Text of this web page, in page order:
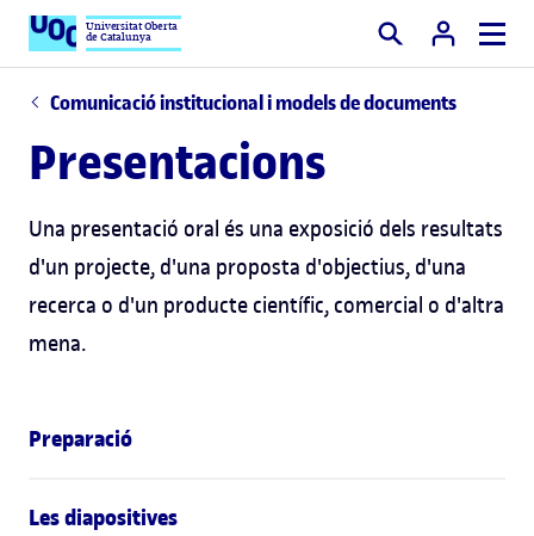
Universitat Oberta
de Catalunya Cercar
Comunicació institucional i models de documents
Presentacions
Una presentació oral és una exposició dels resultats
d'un projecte, d'una proposta d'objectius, d'una
recerca o d'un producte científic, comercial o d'altra
mena.
Preparació
Les diapositives